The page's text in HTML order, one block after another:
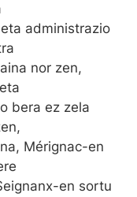
administrazio
nor zen,
bera ez zela
Mérignac-en
en sortu